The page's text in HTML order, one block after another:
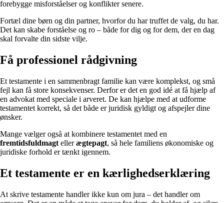
forebygge misforståelser og konflikter senere.
Fortæl dine børn og din partner, hvorfor du har truffet de valg, du har.
Det kan skabe forståelse og ro – både for dig og for dem, der en dag
skal forvalte din sidste vilje.
Få professionel rådgivning
Et testamente i en sammenbragt familie kan være komplekst, og små
fejl kan få store konsekvenser. Derfor er det en god idé at få hjælp af
en advokat med speciale i arveret. De kan hjælpe med at udforme
testamentet korrekt, så det både er juridisk gyldigt og afspejler dine
ønsker.
Mange vælger også at kombinere testamentet med en
fremtidsfuldmagt ellerægtepagt, så hele familiens økonomiske og
juridiske forhold er tænkt igennem.
Et testamente er en kærlighedserklæring
At skrive testamente handler ikke kun om jura – det handler om